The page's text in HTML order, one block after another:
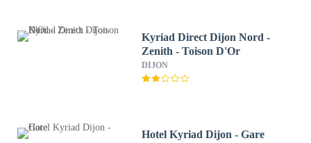
Kyriad Direct Dijon Nord -
Zenith - Toison D'Or
DIJON
Hotel Kyriad Dijon - Gare